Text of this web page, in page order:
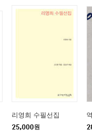
리영희 수필선집
25,000원